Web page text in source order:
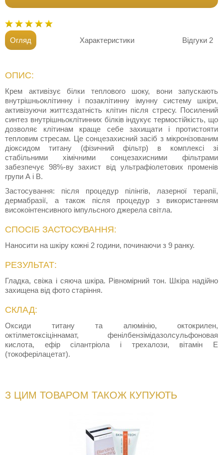
Огляд Характеристики Відгуки 2
ОПИС:
Крем активізує білки теплового шоку, вони запускають
внутрішньоклітинну і позаклітинну імунну систему шкіри,
активізуючи життєздатність клітин після стресу. Посилений
синтез внутрішньоклітинних білків індукує термостійкість, що
дозволяє клітинам краще себе захищати і протистояти
тепловим стресам. Це сонцезахисний засіб з мікронізованим
діоксидом титану (фізичний фільтр) в комплексі зі
стабільними хімічними сонцезахисними фільтрами
забезпечує 98%-ву захист від ультрафіолетових променів
групи А і В.
Застосування: після процедур пілінгів, лазерної терапії,
дермабразії, а також після процедур з використанням
високоінтенсивного імпульсного джерела світла.
СПОСІБ ЗАСТОСУВАННЯ:
Наносити на шкіру кожні 2 години, починаючи з 9 ранку.
РЕЗУЛЬТАТ:
Гладка, свіжа і сяюча шкіра. Рівномірний тон. Шкіра надійно
захищена від фото старіння.
СКЛАД:
Оксиди титану та алюмінію, октокрилен,
октілметоксіціннамат, фенілбензімідазолсульфоновая
кислота, ефір сілантріола і трехалози, вітамін Е
(токоферілацетат).
З ЦИМ ТОВАРОМ ТАКОЖ КУПУЮТЬ